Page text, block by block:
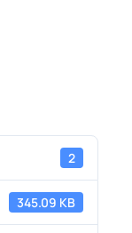
2
345.09 KB